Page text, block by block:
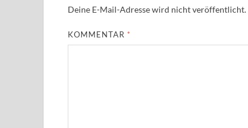
Deine E-Mail-Adresse wird nicht veröffentlicht.
KOMMENTAR *